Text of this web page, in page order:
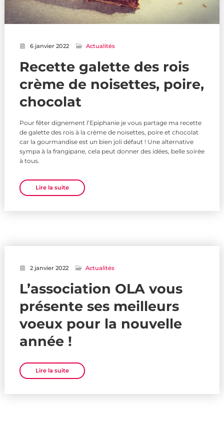
6 janvier 2022 Actualités
Recette galette des rois
crème de noisettes, poire,
chocolat
Pour fêter dignement l’Epiphanie je vous partage ma recette
de galette des rois à la crème de noisettes, poire et chocolat
car la gourmandise est un bien joli défaut ! Une alternative
sympa à la frangipane, cela peut donner des idées, belle soirée
à tous.
Lire la suite
2 janvier 2022 Actualités
L’association OLA vous
présente ses meilleurs
voeux pour la nouvelle
année !
Lire la suite